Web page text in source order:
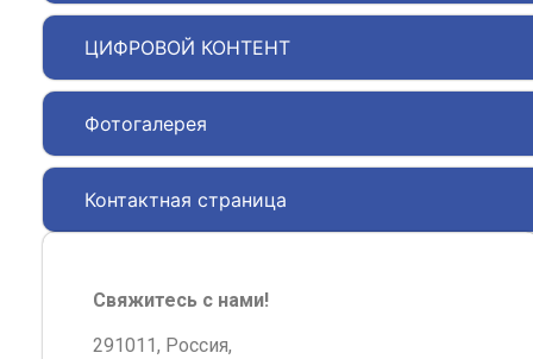
ЦИФРОВОЙ КОНТЕНТ
Фотогалерея
Контактная страница
Свяжитесь с нами!
291011, Россия,